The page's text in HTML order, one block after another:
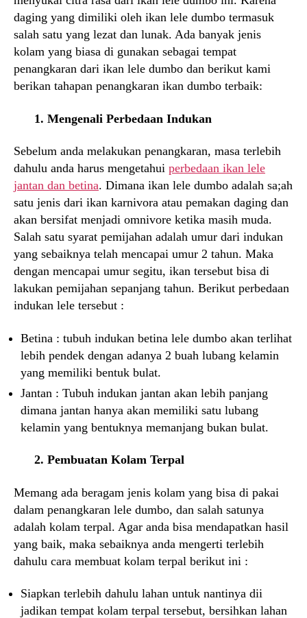
daging yang dimiliki oleh ikan lele dumbo termasuk
salah satu yang lezat dan lunak. Ada banyak jenis
kolam yang biasa di gunakan sebagai tempat
penangkaran dari ikan lele dumbo dan berikut kami
berikan tahapan penangkaran ikan dumbo terbaik:
1. Mengenali Perbedaan Indukan
Sebelum anda melakukan penangkaran, masa terlebih
dahulu anda harus mengetahui perbedaan ikan lele
jantan dan betina. Dimana ikan lele dumbo adalah sa;ah
satu jenis dari ikan karnivora atau pemakan daging dan
akan bersifat menjadi omnivore ketika masih muda.
Salah satu syarat pemijahan adalah umur dari indukan
yang sebaiknya telah mencapai umur 2 tahun. Maka
dengan mencapai umur segitu, ikan tersebut bisa di
lakukan pemijahan sepanjang tahun. Berikut perbedaan
indukan lele tersebut :
Betina : tubuh indukan betina lele dumbo akan terlihat
lebih pendek dengan adanya 2 buah lubang kelamin
yang memiliki bentuk bulat.
Jantan : Tubuh indukan jantan akan lebih panjang
dimana jantan hanya akan memiliki satu lubang
kelamin yang bentuknya memanjang bukan bulat.
2. Pembuatan Kolam Terpal
Memang ada beragam jenis kolam yang bisa di pakai
dalam penangkaran lele dumbo, dan salah satunya
adalah kolam terpal. Agar anda bisa mendapatkan hasil
yang baik, maka sebaiknya anda mengerti terlebih
dahulu cara membuat kolam terpal berikut ini :
Siapkan terlebih dahulu lahan untuk nantinya dii
jadikan tempat kolam terpal tersebut, bersihkan lahan